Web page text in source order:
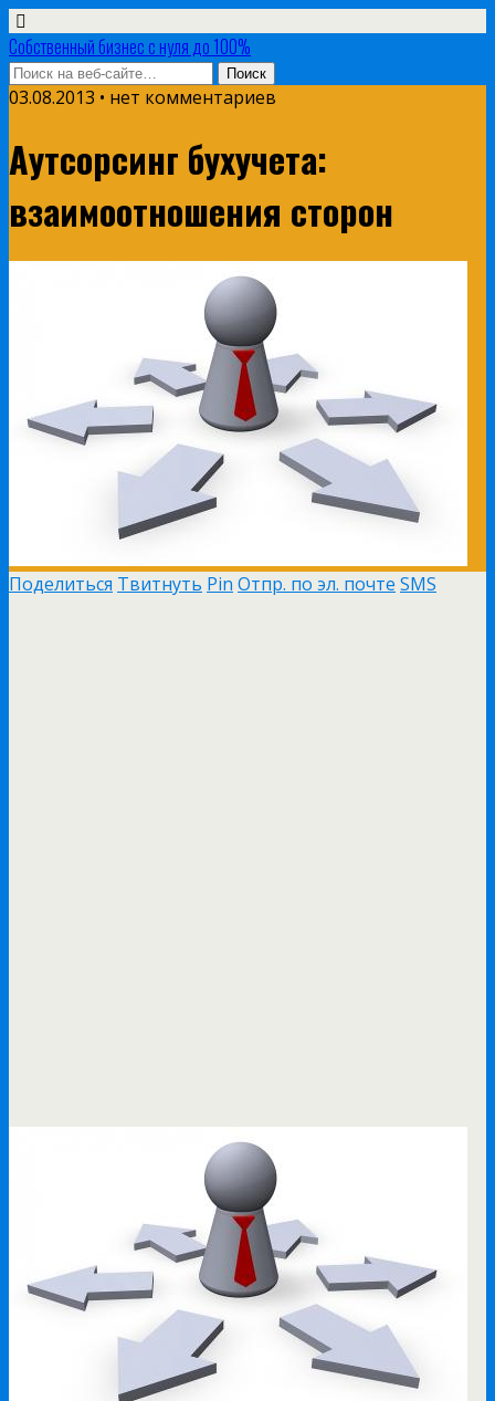
Собственный бизнес с нуля до 100%
03.08.2013 • нет комментариев
Аутсорсинг бухучета:
взаимоотношения сторон
Поделиться Твитнуть Pin Отпр. по эл. почте SMS